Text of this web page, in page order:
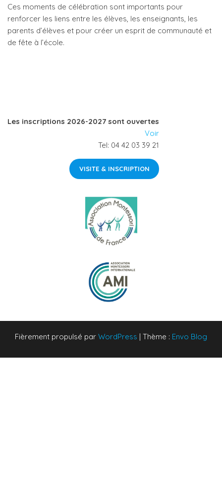
Ces moments de célébration sont importants pour
renforcer les liens entre les élèves, les enseignants, les
parents d’élèves et pour créer un esprit de communauté et
de fête à l’école.
Les inscriptions 2026-2027 sont ouvertes
Voir
Tel: 04 42 03 39 21
VISITE & INSCRIPTION
Fièrement propulsé par WordPress | Thème : Envo Blog